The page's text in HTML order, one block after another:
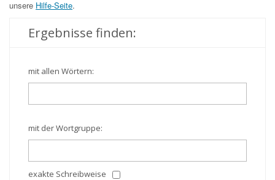
unsere Hilfe-Seite.
Ergebnisse finden:
mit allen Wörtern:
mit der Wortgruppe:
exakte Schreibweise